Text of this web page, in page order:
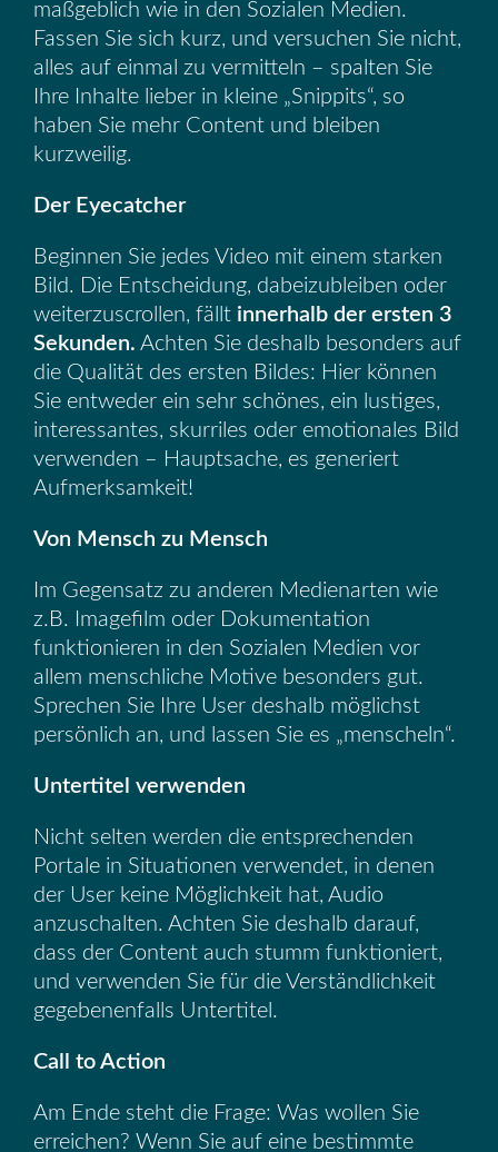
maßgeblich wie in den Sozialen Medien.
Fassen Sie sich kurz, und versuchen Sie nicht,
alles auf einmal zu vermitteln – spalten Sie
Ihre Inhalte lieber in kleine „Snippits“, so
haben Sie mehr Content und bleiben
kurzweilig.
Der Eyecatcher
Beginnen Sie jedes Video mit einem starken
Bild. Die Entscheidung, dabeizubleiben oder
weiterzuscrollen, fällt innerhalb der ersten 3
Sekunden. Achten Sie deshalb besonders auf
die Qualität des ersten Bildes: Hier können
Sie entweder ein sehr schönes, ein lustiges,
interessantes, skurriles oder emotionales Bild
verwenden – Hauptsache, es generiert
Aufmerksamkeit!
Von Mensch zu Mensch
Im Gegensatz zu anderen Medienarten wie
z.B. Imagefilm oder Dokumentation
funktionieren in den Sozialen Medien vor
allem menschliche Motive besonders gut.
Sprechen Sie Ihre User deshalb möglichst
persönlich an, und lassen Sie es „menscheln“.
Untertitel verwenden
Nicht selten werden die entsprechenden
Portale in Situationen verwendet, in denen
der User keine Möglichkeit hat, Audio
anzuschalten. Achten Sie deshalb darauf,
dass der Content auch stumm funktioniert,
und verwenden Sie für die Verständlichkeit
gegebenenfalls Untertitel.
Call to Action
Am Ende steht die Frage: Was wollen Sie
erreichen? Wenn Sie auf eine bestimmte